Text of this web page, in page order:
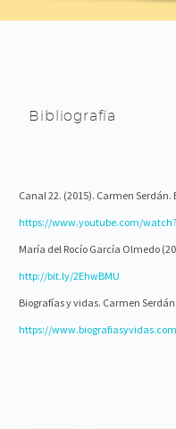
Bibliografía
Canal 22. (2015). Carmen
https://www.youtube.com/
María del Rocío García Olmedo
http://bit.ly/2EhwBMU
Biografías y vidas. Carmen
https://